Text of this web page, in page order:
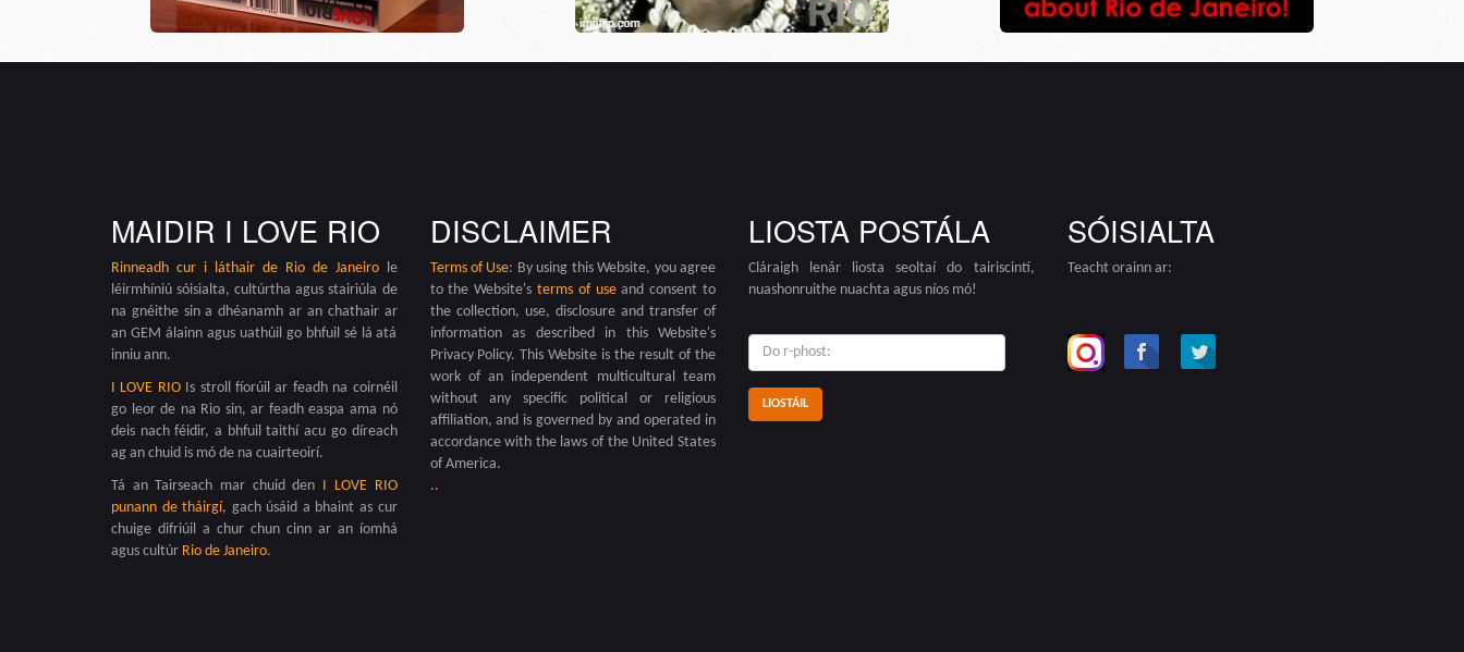
MAIDIR I LOVE RIO
Rinneadh cur i láthair de Rio de Janeirole
léirmhíniú sóisialta, cultúrtha agus stairiúla de
na gnéithe sin a dhéanamh ar an chathair ar
an GEM álainn agus uathúil go bhfuil sé lá atá
inniu ann.
I LOVE RIOIs stroll fíorúil ar feadh na coirnéil
go leor de na Rio sin, ar feadh easpa ama nó
deis nach féidir, a bhfuil taithí acu go díreach
ag an chuid is mó de na cuairteoirí.
Tá an Tairseach mar chuid den I LOVE RIO
punann de tháirgí, gach úsáid a bhaint as cur
chuige difriúil a chur chun cinn ar an íomhá
agus cultúr Rio de Janeiro.
DISCLAIMER
Terms of Use: By using this Website, you agree
to the Website's terms of useand consent to
the collection, use, disclosure and transfer of
information as described in this Website's
Privacy Policy. This Website is the result of the
work of an independent multicultural team
without any specific political or religious
affiliation, and is governed by and operated in
accordance with the laws of the United States
of America.
..
LIOSTA POSTÁLA
Cláraigh lenár liosta seoltaí do tairiscintí,
nuashonruithe nuachta agus níos mó!
do
r-
phost:
SÓISIALTA
Teacht orainn ar: